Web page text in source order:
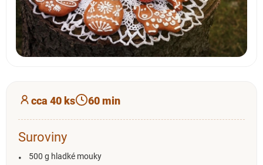
cca 40 ks 60 min
Suroviny
500 g hladké mouky